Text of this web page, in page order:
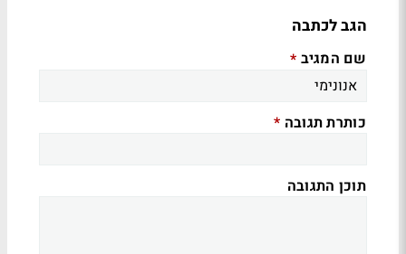
הגב לכתבה
שם המגיב *
כותרת תגובה *
תוכן התגובה